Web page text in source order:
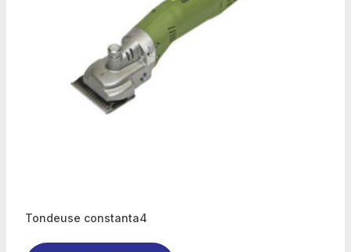
Tondeuse constanta4